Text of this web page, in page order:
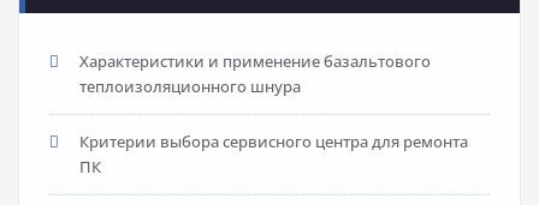
Характеристики и применение базальтового
теплоизоляционного шнура
Критерии выбора сервисного центра для ремонта
ПК